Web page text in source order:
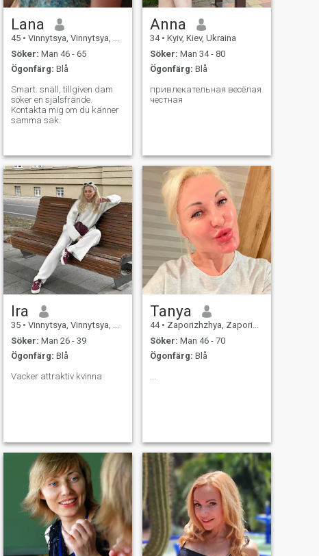
Lana
45 • Vinnytsya, Vinnytsya, Ukraina
Söker: Man 46 - 65
Ögonfärg: Blå
Smart. snäll, tillgiven dam
söker en själsfrände.
Kontakta mig om du känner
samma sak.
Anna
34 • Kyiv, Kiev, Ukraina
Söker: Man 34 - 80
Ögonfärg: Blå
привлекательная весёлая
честная
Ira
35 • Vinnytsya, Vinnytsya, Ukraina
Söker: Man 26 - 39
Ögonfärg: Blå
Vacker attraktiv kvinna
Tanya
44 • Zaporizhzhya, Zaporizhzhya, Ukraina
Söker: Man 46 - 70
Ögonfärg: Blå
...